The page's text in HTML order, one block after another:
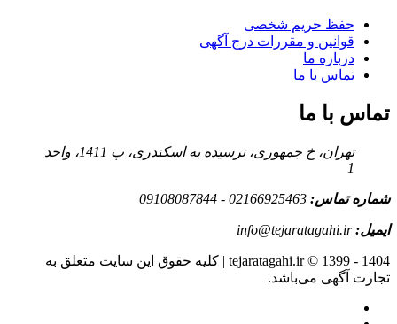
حفظ حریم شخصی
قوانین و مقررات درج آگهی
درباره ما
تماس با ما
تماس با ما
تهران، خ جمهوری، نرسیده به اسکندری، پ 1411، واحد
1
شماره تماس: 02166925463 - 09108087844
ایمیل:info@tejaratagahi.ir
tejaratagahi.ir © 1399 - 1404 | کلیه حقوق این سایت متعلق به
تجارت آگهی می‌باشد.